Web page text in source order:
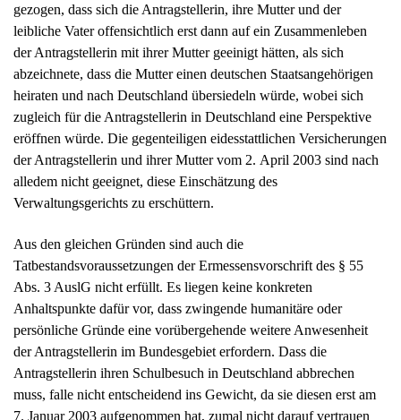
gezogen, dass sich die Antragstellerin, ihre Mutter und der
leibliche Vater offensichtlich erst dann auf ein Zusammenleben
der Antragstellerin mit ihrer Mutter geeinigt hätten, als sich
abzeichnete, dass die Mutter einen deutschen Staatsangehörigen
heiraten und nach Deutschland übersiedeln würde, wobei sich
zugleich für die Antragstellerin in Deutschland eine Perspektive
eröffnen würde. Die gegenteiligen eidesstattlichen Versicherungen
der Antragstellerin und ihrer Mutter vom 2. April 2003 sind nach
alledem nicht geeignet, diese Einschätzung des
Verwaltungsgerichts zu erschüttern.
Aus den gleichen Gründen sind auch die
Tatbestandsvoraussetzungen der Ermessensvorschrift des § 55
Abs. 3 AuslG nicht erfüllt. Es liegen keine konkreten
Anhaltspunkte dafür vor, dass zwingende humanitäre oder
persönliche Gründe eine vorübergehende weitere Anwesenheit
der Antragstellerin im Bundesgebiet erfordern. Dass die
Antragstellerin ihren Schulbesuch in Deutschland abbrechen
muss, falle nicht entscheidend ins Gewicht, da sie diesen erst am
7. Januar 2003 aufgenommen hat, zumal nicht darauf vertrauen